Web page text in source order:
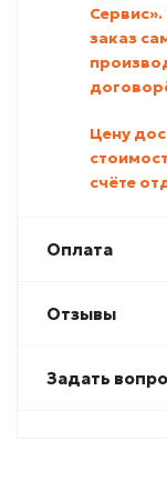
заказ
Цену
счёте
Оплата
Отзывы
Задать